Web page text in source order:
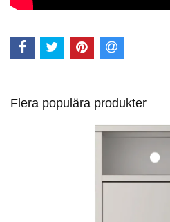
Flera populära produkter